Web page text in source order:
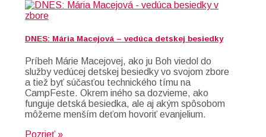
DNES: Mária Macejová – vedúca detskej besiedky
Príbeh Márie Macejovej, ako ju Boh viedol do
služby vedúcej detskej besiedky vo svojom zbore
a tiež byť súčasťou technického tímu na
CampFeste. Okrem iného sa dozvieme, ako
funguje detská besiedka, ale aj akým spôsobom
môžeme menším deťom hovoriť evanjelium.
Pozrieť »